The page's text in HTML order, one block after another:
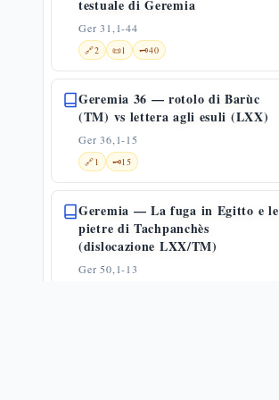
testuale di Geremia
Ger 31,1-44
🔗2 📜1 🗝️40
Geremia 36 — rotolo di Barùc
(TM) vs lettera agli esuli (LXX)
Ger 36,1-15
🔗1 🗝️15
Geremia — La fuga in Egitto e le
pietre di Tachpanchès
(dislocazione LXX/TM)
Ger 50,1-13